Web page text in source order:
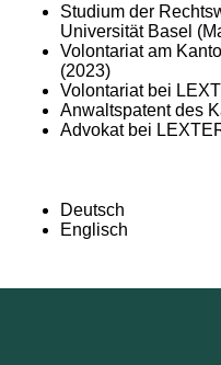
Studium der
Universität Basel
Volontariat am
(2023)
Volontariat bei
Anwaltspatent des
Advokat bei
Deutsch
Englisch